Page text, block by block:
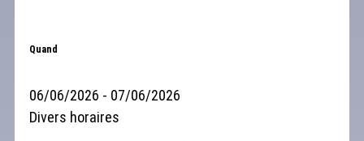
Quand
06/06/2026 - 07/06/2026
Divers horaires